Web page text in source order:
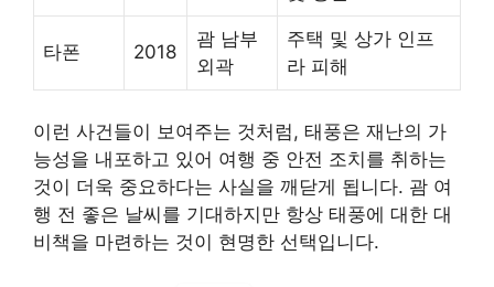
타폰 2018
괌 남부
외곽
주택 및 상가 인프
라 피해
이런 사건들이 보여주는 것처럼, 태풍은 재난의 가
능성을 내포하고 있어 여행 중 안전 조치를 취하는
것이 더욱 중요하다는 사실을 깨닫게 됩니다. 괌 여
행 전 좋은 날씨를 기대하지만 항상 태풍에 대한 대
비책을 마련하는 것이 현명한 선택입니다.